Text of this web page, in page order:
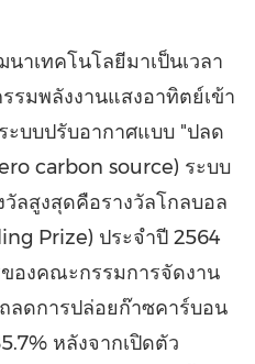
าเทคโนโลยีมาเป็นเวลา
รมพลังงานแสงอาทิตย์เข้า
ะบบปรับอากาศแบบ "ปลด
carbon source) ระบบ
ลสูงสุดคือรางวัลโกลบอล
Prize) ประจำปี 2564
องคณะกรรมการจัดงาน
ลดการปล่อยก๊าซคาร์บอน
หลังจากเปิดตัว